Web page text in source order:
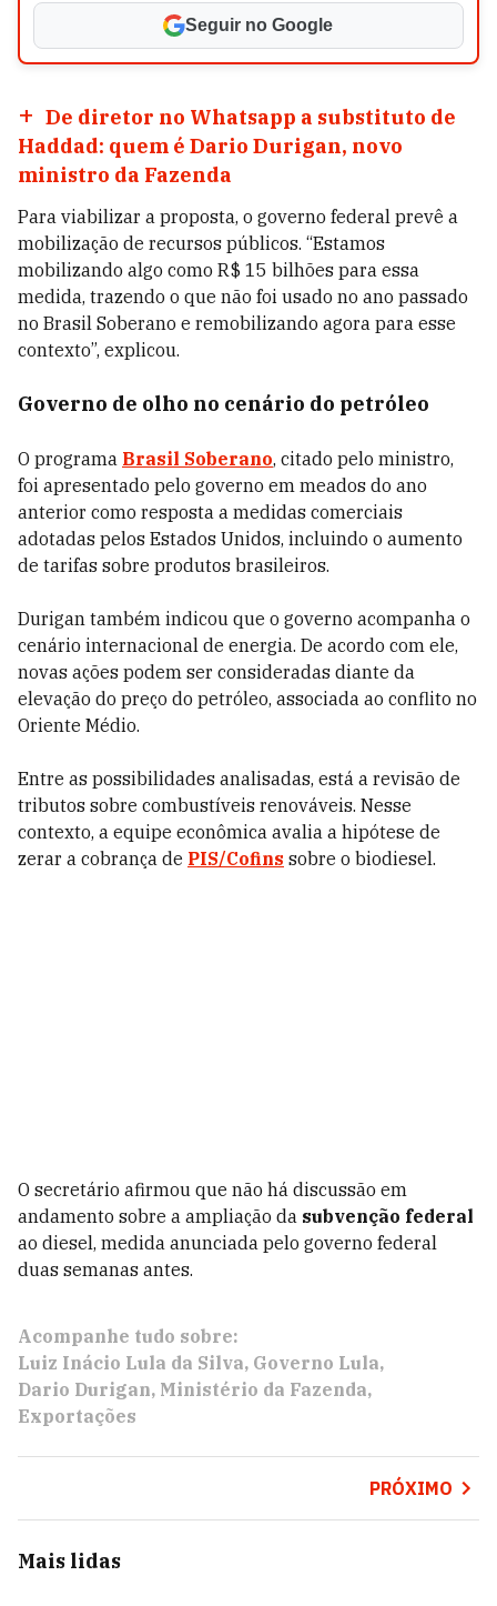
Seguir no Google
De diretor no Whatsapp a substituto de
Haddad: quem é Dario Durigan, novo
ministro da Fazenda
Para viabilizar a proposta, o governo federal prevê a
mobilização de recursos públicos. “Estamos
mobilizando algo como R$ 15 bilhões para essa
medida, trazendo o que não foi usado no ano passado
no Brasil Soberano e remobilizando agora para esse
contexto”, explicou.
Governo de olho no cenário do petróleo
O programa Brasil Soberano, citado pelo ministro,
foi apresentado pelo governo em meados do ano
anterior como resposta a medidas comerciais
adotadas pelos Estados Unidos, incluindo o aumento
de tarifas sobre produtos brasileiros.
Durigan também indicou que o governo acompanha o
cenário internacional de energia. De acordo com ele,
novas ações podem ser consideradas diante da
elevação do preço do petróleo, associada ao conflito no
Oriente Médio.
Entre as possibilidades analisadas, está a revisão de
tributos sobre combustíveis renováveis. Nesse
contexto, a equipe econômica avalia a hipótese de
zerar a cobrança de PIS/Cofins sobre o biodiesel.
O secretário afirmou que não há discussão em
andamento sobre a ampliação da subvenção federal
ao diesel, medida anunciada pelo governo federal
duas semanas antes.
Acompanhe tudo sobre:
Luiz Inácio Lula da Silva Governo Lula
Dario Durigan Ministério da Fazenda
Exportações
PRÓXIMO
Mais lidas